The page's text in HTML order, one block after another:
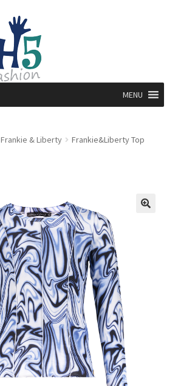
MENU
Frankie & Liberty
Frankie&Liberty Top